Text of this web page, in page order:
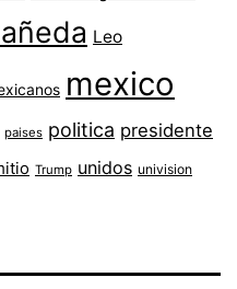
Leo
mexico
paises politica presidente
Trump unidos univision